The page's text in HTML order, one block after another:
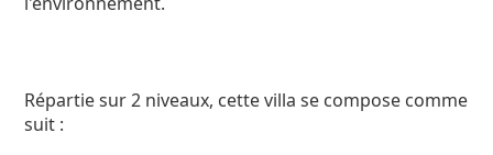
Répartie sur 2 niveaux, cette villa se compose comme
suit :